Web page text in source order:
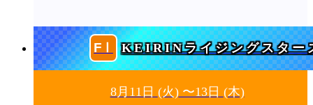
KEIRINライジングスター
8月11日 (火)〜13日 (木)